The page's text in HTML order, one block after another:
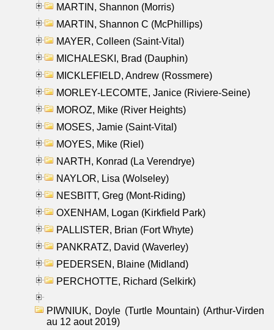
MARTIN, Shannon (Morris)
MARTIN, Shannon C (McPhillips)
MAYER, Colleen (Saint-Vital)
MICHALESKI, Brad (Dauphin)
MICKLEFIELD, Andrew (Rossmere)
MORLEY-LECOMTE, Janice (Riviere-Seine)
MOROZ, Mike (River Heights)
MOSES, Jamie (Saint-Vital)
MOYES, Mike (Riel)
NARTH, Konrad (La Verendrye)
NAYLOR, Lisa (Wolseley)
NESBITT, Greg (Mont-Riding)
OXENHAM, Logan (Kirkfield Park)
PALLISTER, Brian (Fort Whyte)
PANKRATZ, David (Waverley)
PEDERSEN, Blaine (Midland)
PERCHOTTE, Richard (Selkirk)
PIWNIUK, Doyle (Turtle Mountain) (Arthur-Virden
au 12 aout 2019)